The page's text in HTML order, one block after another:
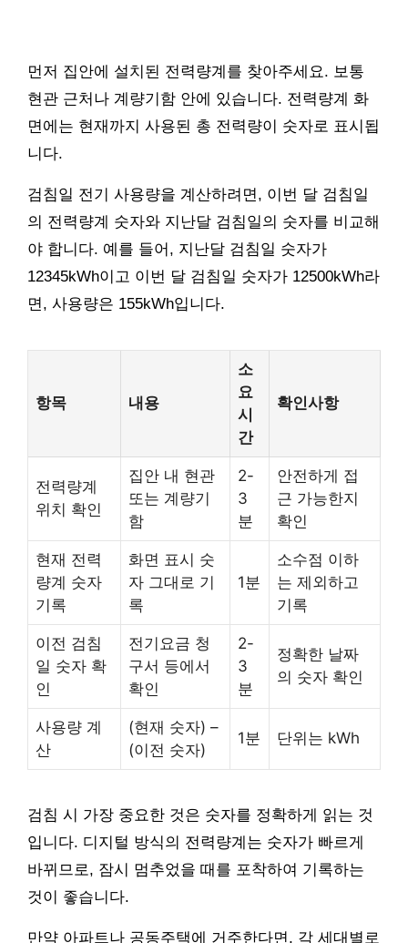
먼저 집안에 설치된 전력량계를 찾아주세요. 보통
현관 근처나 계량기함 안에 있습니다. 전력량계 화
면에는 현재까지 사용된 총 전력량이 숫자로 표시됩
니다.
검침일 전기 사용량을 계산하려면, 이번 달 검침일
의 전력량계 숫자와 지난달 검침일의 숫자를 비교해
야 합니다. 예를 들어, 지난달 검침일 숫자가
12345kWh이고 이번 달 검침일 숫자가 12500kWh라
면, 사용량은 155kWh입니다.
항목 내용
소
요
시
간
확인사항
전력량계
위치 확인
집안 내 현관
또는 계량기
함
2-
3
분
안전하게 접
근 가능한지
확인
현재 전력
량계 숫자
기록
화면 표시 숫
자 그대로 기
록
1분
소수점 이하
는 제외하고
기록
이전 검침
일 숫자 확
인
전기요금 청
구서 등에서
확인
2-
3
분
정확한 날짜
의 숫자 확인
사용량 계
산
(현재 숫자) –
(이전 숫자)
1분 단위는 kWh
검침 시 가장 중요한 것은 숫자를 정확하게 읽는 것
입니다. 디지털 방식의 전력량계는 숫자가 빠르게
바뀌므로, 잠시 멈추었을 때를 포착하여 기록하는
것이 좋습니다.
만약 아파트나 공동주택에 거주한다면, 각 세대별로